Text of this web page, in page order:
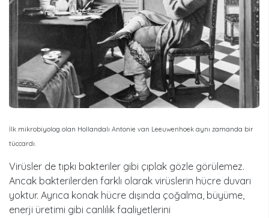
İlk mikrobiyolog olan Hollandalı Antonie van Leeuwenhoek aynı zamanda bir
tüccardı.
Virüsler de tıpkı bakteriler gibi çıplak gözle görülemez.
Ancak bakterilerden farklı olarak virüslerin hücre duvarı
yoktur. Ayrıca konak hücre dışında çoğalma, büyüme,
enerji üretimi gibi canlılık faaliyetlerini